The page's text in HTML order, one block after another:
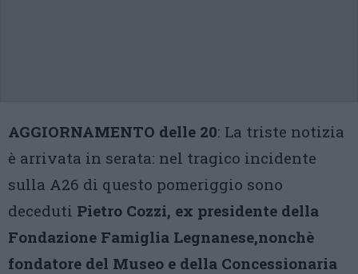
AGGIORNAMENTO delle 20: La triste notizia
è arrivata in serata: nel tragico incidente
sulla A26 di questo pomeriggio sono
deceduti Pietro Cozzi, ex presidente della
Fondazione Famiglia Legnanese,nonchè
fondatore del Museo e della Concessionaria